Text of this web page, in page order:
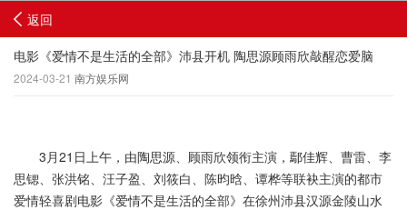
返回
电影《爱情不是生活的全部》沛县开机 陶思源顾雨欣敲醒恋爱脑
2024-03-21 南方娱乐网
3月21日上午，由陶思源、顾雨欣领衔主演，鄢佳辉、曹雷、李
思锶、张洪铭、汪子盈、刘筱白、陈昀晗、谭桦等联袂主演的都市
爱情轻喜剧电影《爱情不是生活的全部》在徐州沛县汉源金陵山水